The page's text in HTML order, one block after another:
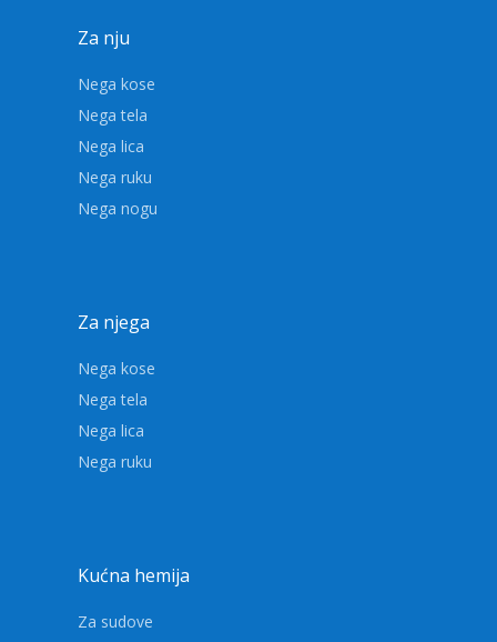
Za nju
Nega kose
Nega tela
Nega lica
Nega ruku
Nega nogu
Za njega
Nega kose
Nega tela
Nega lica
Nega ruku
Kućna hemija
Za sudove